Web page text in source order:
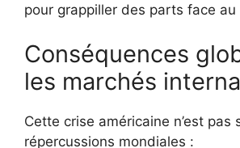
pour grappiller des parts face
Conséquences
les marchés
Cette crise américaine n’est pas
répercussions mondiales :